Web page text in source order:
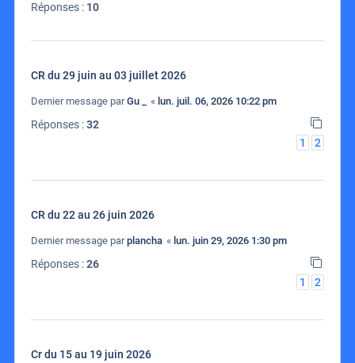
Réponses : 10
CR du 29 juin au 03 juillet 2026
Dernier message parGu _ « lun. juil. 06, 2026 10:22 pm
Réponses :32
1
2
CR du 22 au 26 juin 2026
Dernier message parplancha « lun. juin 29, 2026 1:30 pm
Réponses :26
1
2
Cr du 15 au 19 juin 2026